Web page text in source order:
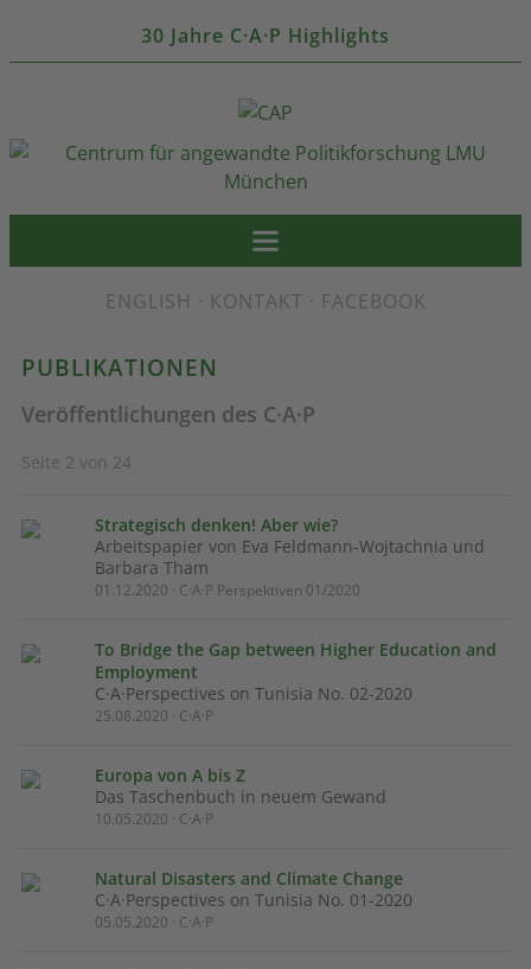
30 Jahre C·A·P Highlights
ENGLISH · KONTAKT · FACEBOOK
PUBLIKATIONEN
Veröffentlichungen des C·A·P
Seite 2 von 24
Strategisch denken! Aber wie?
Arbeitspapier von Eva Feldmann-Wojtachnia und
Barbara Tham
01.12.2020 · C·A·P Perspektiven 01/2020
To Bridge the Gap between Higher Education and
Employment
C·A·Perspectives on Tunisia No. 02-2020
25.08.2020 · C·A·P
Europa von A bis Z
Das Taschenbuch in neuem Gewand
10.05.2020 · C·A·P
Natural Disasters and Climate Change
C·A·Perspectives on Tunisia No. 01-2020
05.05.2020 · C·A·P